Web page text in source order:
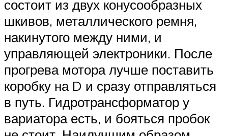
состоит из двух конусообразных
шкивов, металлического ремня,
накинутого между ними, и
управляющей электроники. После
прогрева мотора лучше поставить
коробку на D и сразу отправляться
в путь. Гидротрансформатор у
вариатора есть, и бояться пробок